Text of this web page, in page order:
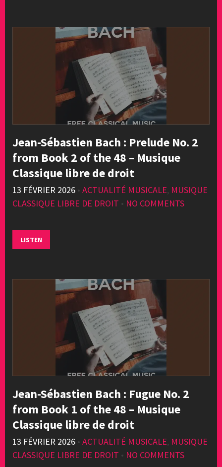
Jean-Sébastien Bach : Prelude No. 2
from Book 2 of the 48 – Musique
Classique libre de droit
13 FÉVRIER 2026 • ACTUALITÉ MUSICALE, MUSIQUE
CLASSIQUE LIBRE DE DROIT • NO COMMENTS
LISTEN
Jean-Sébastien Bach : Fugue No. 2
from Book 1 of the 48 – Musique
Classique libre de droit
13 FÉVRIER 2026 • ACTUALITÉ MUSICALE, MUSIQUE
CLASSIQUE LIBRE DE DROIT • NO COMMENTS